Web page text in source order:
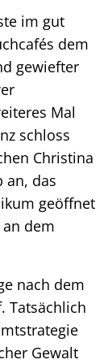
im gut
dem
gewiefter
Mal
schloss
Christina
an, das
geöffnet
dem
nach dem
Tatsächlich
Gewalt